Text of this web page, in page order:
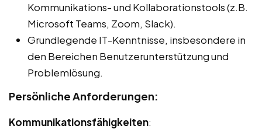
Kommunikations- und Kollaborationstools (z.B.
Microsoft Teams, Zoom, Slack).
Grundlegende IT-Kenntnisse, insbesondere in
den Bereichen Benutzerunterstützung und
Problemlösung.
Persönliche Anforderungen:
Kommunikationsfähigkeiten: